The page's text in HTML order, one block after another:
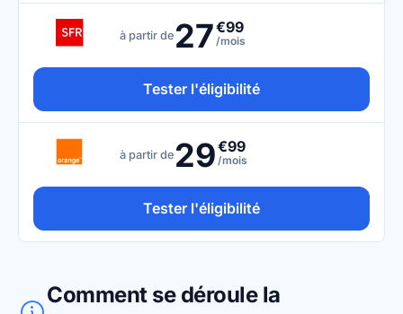
à partir de 27€99
/mois
Tester l'éligibilité
à partir de 29€99
/mois
Tester l'éligibilité
Comment se déroule la